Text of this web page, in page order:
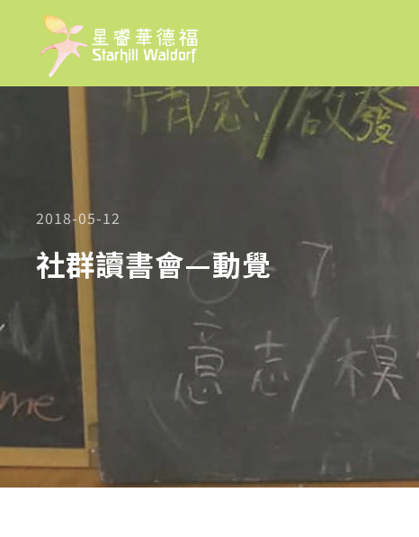
2018-05-12
社群讀書會—動覺